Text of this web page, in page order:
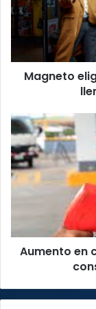
cerrar
una
llena
éxitos
Magneto
Aumento
en
combustibles
golpeará
de
consumidores
en
Costa
Aumento en